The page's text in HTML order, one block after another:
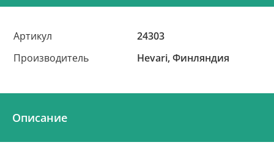
Артикул
24303
Производитель
Hevari, Финляндия
Описание